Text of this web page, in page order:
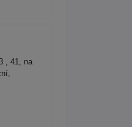
, 41, na